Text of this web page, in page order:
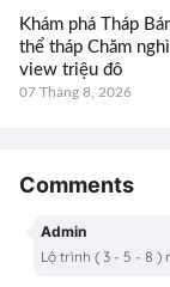
Khám phá Tháp
thể tháp Chăm
view triệu đô
07 Tháng 8, 2026
Comments
Admin
Lộ trình ( 3 - 5 - 8 )